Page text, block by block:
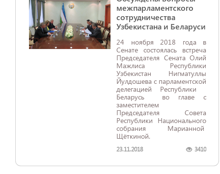
межпарламентского
сотрудничества
Узбекистана и Беларуси
24 ноября 2018 года в
Сенате состоялась встреча
Председателя Сената Олий
Мажлиса Республики
Узбекистан Нигматуллы
Йулдошева с парламентской
делегацией Республики
Беларусь во главе с
заместителем
Председателя Совета
Республики Национального
собрания Марианной
Щёткиной.
23.11.2018 3410